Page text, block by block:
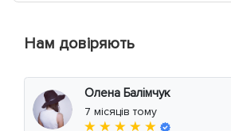
Нам довіряють
Олена Балімчук
7 місяців тому
★ ★ ★ ★ ★